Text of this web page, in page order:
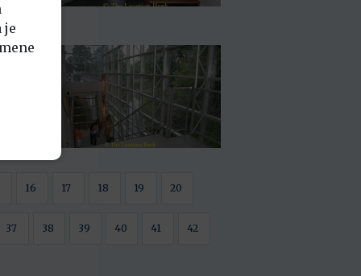
16 17 18 19 20
37 38 39 40 41 42
je